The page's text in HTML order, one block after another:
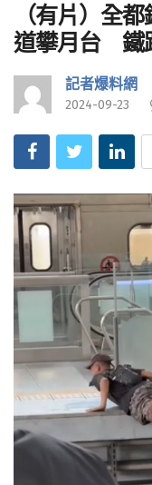
（有片）全
道攀月台 鐵
記者爆料網
2024-09-23